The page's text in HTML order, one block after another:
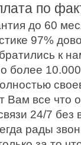
по
до 60
97%
к
более 10.000
Вам все что
24/7 без
рады